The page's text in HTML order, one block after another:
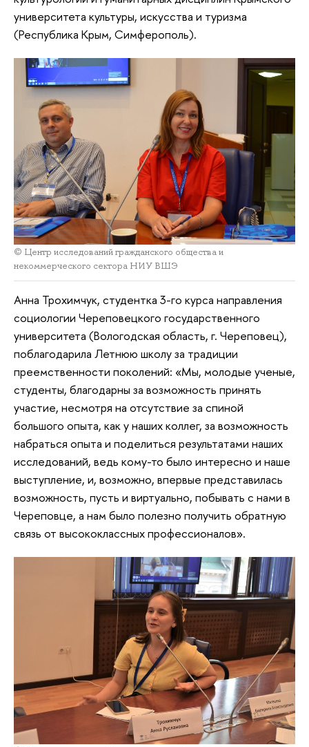
университета культуры, искусства и туризма
(Республика Крым, Симферополь).
© Центр исследований гражданского общества и
некоммерческого сектора НИУ ВШЭ
Анна Трохимчук, студентка 3-го курса направления
социологии Череповецкого государственного
университета (Вологодская область, г. Череповец),
поблагодарила Летнюю школу за традиции
преемственности поколений: «Мы, молодые ученые,
студенты, благодарны за возможность принять
участие, несмотря на отсутствие за спиной
большого опыта, как у наших коллег, за возможность
набраться опыта и поделиться результатами наших
исследований, ведь кому-то было интересно и наше
выступление, и, возможно, впервые представилась
возможность, пусть и виртуально, побывать с нами в
Череповце, а нам было полезно получить обратную
связь от высококлассных профессионалов».